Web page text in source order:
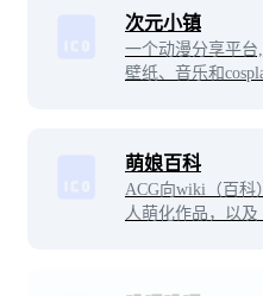
次元小镇
一个动漫分享平
壁纸、音乐和
萌娘百科
ACG向wiki（百科
人萌化作品，以及